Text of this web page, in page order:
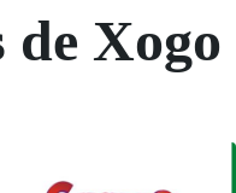
Xogo